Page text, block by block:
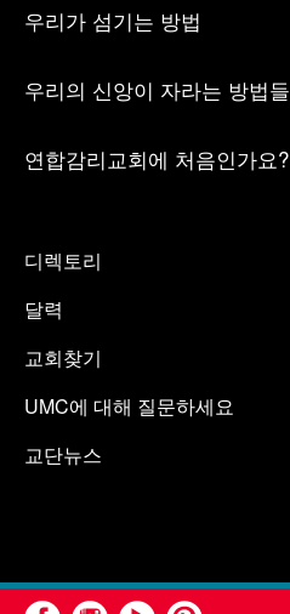
우리가 섬기는 방법
우리의 신앙이 자라는 방법들
연합감리교회에 처음인가요?
디렉토리
달력
교회찾기
UMC에 대해 질문하세요
교단뉴스